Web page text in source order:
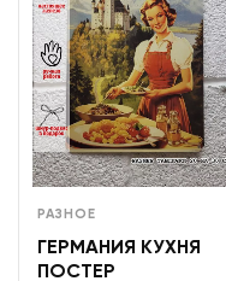
РАЗНОЕ
ГЕРМАНИЯ КУХНЯ
ПОСТЕР